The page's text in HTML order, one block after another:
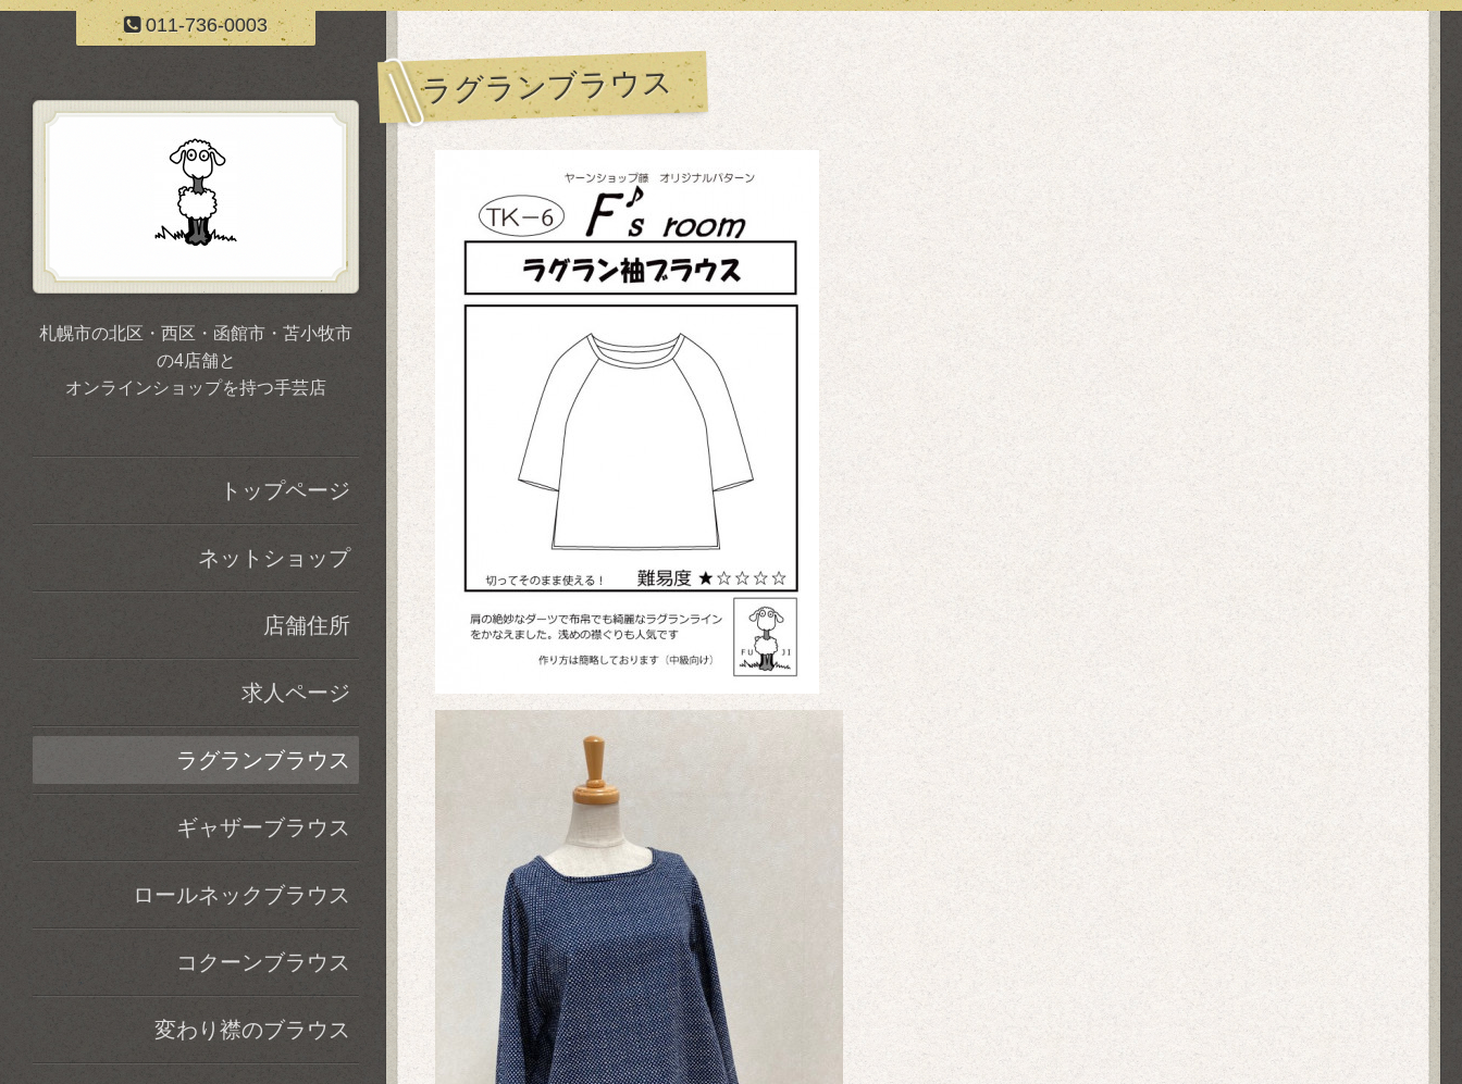
011-736-0003
ラグランブラウス
札幌市の北区・西区・函館市・苫小牧市
の4店舗と
オンラインショップを持つ手芸店
トップページ
ネットショップ
店舗住所
求人ページ
ラグランブラウス
ギャザーブラウス
ロールネックブラウス
コクーンブラウス
変わり襟のブラウス